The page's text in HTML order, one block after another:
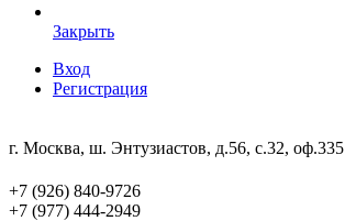
Закрыть
Вход
Регистрация
г. Москва, ш. Энтузиастов, д.56, с.32, оф.335
+7 (926) 840-9726
+7 (977) 444-2949